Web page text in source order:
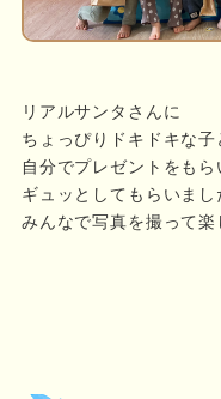
リアルサンタさんに
ちょっぴりドキドキな子
自分でプレゼントをも
ギュッとしてもらいま
みんなで写真を撮って楽